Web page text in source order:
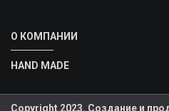
О КОМПАНИИ
HAND MADE
Copyright 2023. Создание и